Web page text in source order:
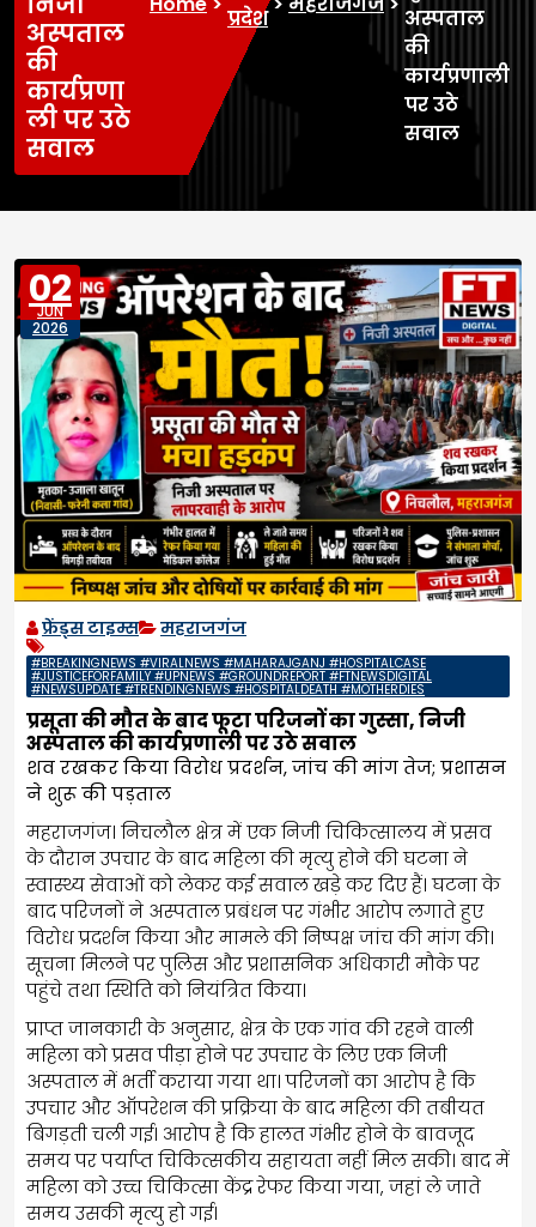
अस्पताल
की
कार्यप्रणा
ली पर उठे
सवाल
प्रदेश
अस्पताल
की
कार्यप्रणाली
पर उठे
सवाल
02
JUN
2026
फ्रेंड्स टाइम्स महराजगंज
#BREAKINGNEWS #VIRALNEWS #MAHARAJGANJ #HOSPITALCASE
#JUSTICEFORFAMILY #UPNEWS #GROUNDREPORT #FTNEWSDIGITAL
#NEWSUPDATE #TRENDINGNEWS #HOSPITALDEATH #MOTHERDIES
प्रसूता की मौत के बाद फूटा परिजनों का गुस्सा, निजी
अस्पताल की कार्यप्रणाली पर उठे सवाल
शव रखकर किया विरोध प्रदर्शन, जांच की मांग तेज; प्रशासन
ने शुरू की पड़ताल
महराजगंज। निचलौल क्षेत्र में एक निजी चिकित्सालय में प्रसव
के दौरान उपचार के बाद महिला की मृत्यु होने की घटना ने
स्वास्थ्य सेवाओं को लेकर कई सवाल खड़े कर दिए हैं। घटना के
बाद परिजनों ने अस्पताल प्रबंधन पर गंभीर आरोप लगाते हुए
विरोध प्रदर्शन किया और मामले की निष्पक्ष जांच की मांग की।
सूचना मिलने पर पुलिस और प्रशासनिक अधिकारी मौके पर
पहुंचे तथा स्थिति को नियंत्रित किया।
प्राप्त जानकारी के अनुसार, क्षेत्र के एक गांव की रहने वाली
महिला को प्रसव पीड़ा होने पर उपचार के लिए एक निजी
अस्पताल में भर्ती कराया गया था। परिजनों का आरोप है कि
उपचार और ऑपरेशन की प्रक्रिया के बाद महिला की तबीयत
बिगड़ती चली गई। आरोप है कि हालत गंभीर होने के बावजूद
समय पर पर्याप्त चिकित्सकीय सहायता नहीं मिल सकी। बाद में
महिला को उच्च चिकित्सा केंद्र रेफर किया गया, जहां ले जाते
समय उसकी मृत्यु हो गई।